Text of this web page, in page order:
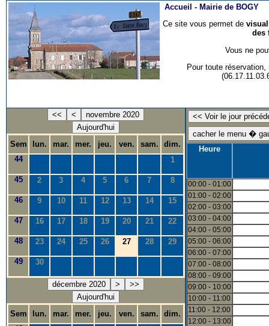
Accueil - Mairie de BOGY
Ce site vous permet de
des
Vous ne
Pour toute
<< <
novembre 2020
Aujourd'hui
Sem
lun. mar. mer. jeu. ven. sam.
dim.
44
1
45 2 3 4 5 6 7 8
46 9 10 11 12 13 14 15
47 16 17 18 19 20 21 22
48 23 24 25 26 27 28 29
49 30
décembre 2020 >
>>
Aujourd'hui
Sem
lun. mar. mer. jeu. ven. sam.
dim.
Heure
00:00 - 01:00
01:00 - 02:00
02:00 - 03:00
03:00 - 04:00
04:00 - 05:00
05:00 - 06:00
06:00 - 07:00
07:00 - 08:00
08:00 - 09:00
09:00 - 10:00
10:00 - 11:00
11:00 - 12:00
12:00 - 13:00